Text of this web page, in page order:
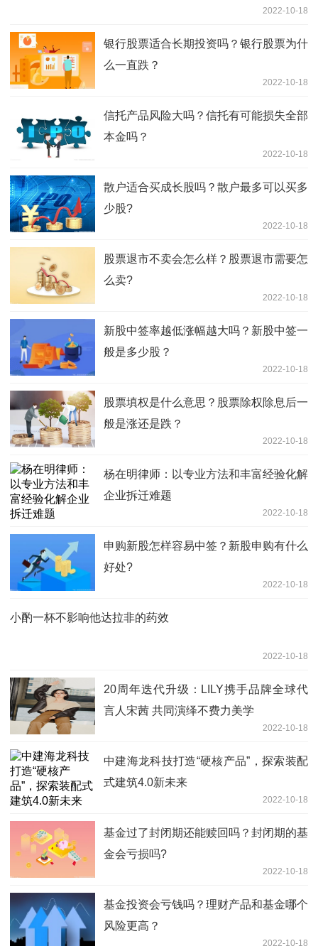
2022-10-18
银行股票适合长期投资吗？银行股票为什
么一直跌？
2022-10-18
信托产品风险大吗？信托有可能损失全部
本金吗？
2022-10-18
散户适合买成长股吗？散户最多可以买多
少股?
2022-10-18
股票退市不卖会怎么样？股票退市需要怎
么卖?
2022-10-18
新股中签率越低涨幅越大吗？新股中签一
般是多少股？
2022-10-18
股票填权是什么意思？股票除权除息后一
般是涨还是跌？
2022-10-18
杨在明律师：以专业方法和丰富经验化解
企业拆迁难题
2022-10-18
申购新股怎样容易中签？新股申购有什么
好处?
2022-10-18
小酌一杯不影响他达拉非的药效
2022-10-18
20周年迭代升级：LILY携手品牌全球代
言人宋茜 共同演绎不费力美学
2022-10-18
中建海龙科技打造“硬核产品”，探索装配
式建筑4.0新未来
2022-10-18
基金过了封闭期还能赎回吗？封闭期的基
金会亏损吗?
2022-10-18
基金投资会亏钱吗？理财产品和基金哪个
风险更高？
2022-10-18